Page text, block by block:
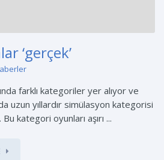
‘gerçek’
farklı kategoriler yer alıyor ve
uzun yıllardır simülasyon kategorisi
kategori oyunları aşırı ...